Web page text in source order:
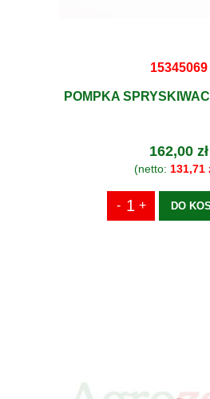
15345069
POMPKA
162,00 zł
(netto: 131,71
DO